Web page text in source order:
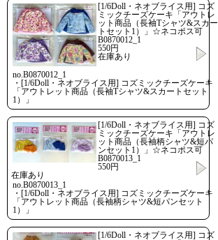
[1/6Doll・ネオブライス用] コズ
ミックチーズケーキ「アウトレ
ット商品（長袖Tシャツ&スカー
トセット1）」☆ネコポス可
B0870012_1
550円
在庫あり
no.B0870012_1
・[1/6Doll・ネオブライス用] コズミックチーズケーキ
「アウトレット商品（長袖Tシャツ&スカートセット
1）」
[1/6Doll・ネオブライス用] コズ
ミックチーズケーキ「アウトレ
ット商品（長袖柄シャツ&短パ
ンセット1）」☆ネコポス可
B0870013_1
550円
在庫あり
no.B0870013_1
・[1/6Doll・ネオブライス用] コズミックチーズケーキ
「アウトレット商品（長袖柄シャツ&短パンセット
1）」
[1/6Doll・ネオブライス用] コズ